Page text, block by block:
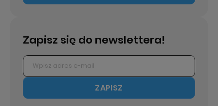
Zapisz się do newslettera!
ZAPISZ